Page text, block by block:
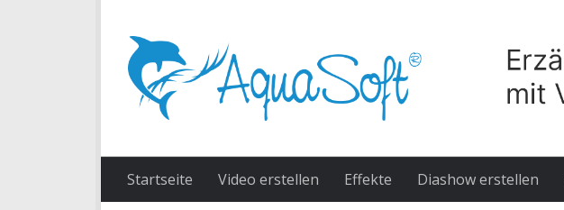
Startseite Video erstellen Effekte Diashow erstellen